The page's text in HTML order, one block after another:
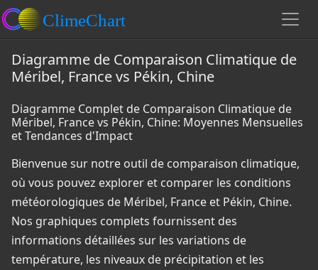
Diagramme de Comparaison Climatique de
Méribel, France vs Pékin, Chine
Diagramme Complet de Comparaison Climatique de
Méribel, France vs Pékin, Chine: Moyennes Mensuelles
et Tendances d'Impact
Bienvenue sur notre outil de comparaison climatique,
où vous pouvez explorer et comparer les conditions
météorologiques de Méribel, France et Pékin, Chine.
Nos graphiques complets fournissent des
informations détaillées sur les variations de
température, les niveaux de précipitation et les